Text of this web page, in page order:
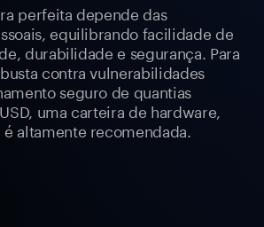
perfeita depende das
equilibrando facilidade de
durabilidade e segurança. Para
contra vulnerabilidades
seguro de quantias
uma carteira de hardware,
altamente recomendada.